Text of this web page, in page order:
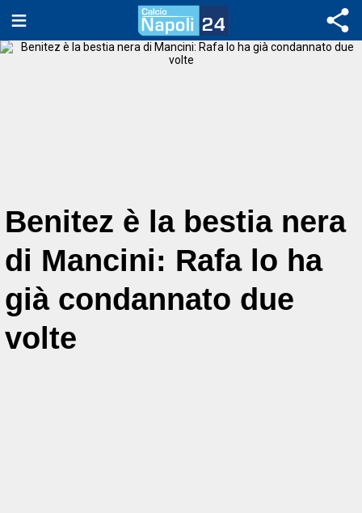
Benitez è la bestia nera
di Mancini: Rafa lo ha
già condannato due
volte